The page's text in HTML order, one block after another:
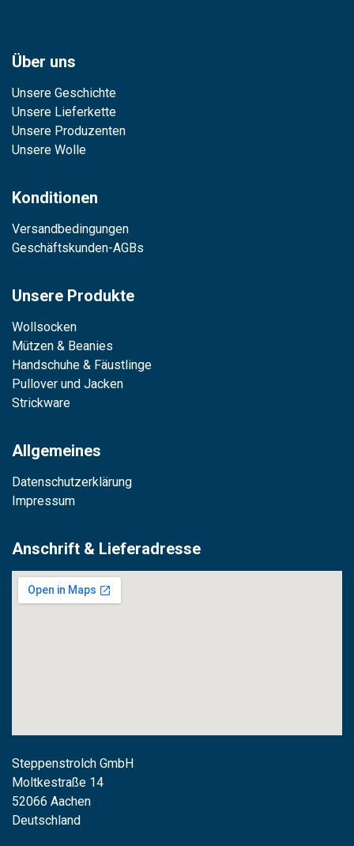
Über uns
Unsere Geschichte
Unsere Lieferkette
Unsere Produzenten
Unsere Wolle
Konditionen
Versandbedingungen
Geschäftskunden-AGBs
Unsere Produkte
Wollsocken
Mützen & Beanies
Handschuhe & Fäustlinge
Pullover und Jacken
Strickware
Allgemeines
Datenschutzerklärung
Impressum
Anschrift & Lieferadresse
Steppenstrolch GmbH
Moltkestraße 14
52066 Aachen
Deutschland